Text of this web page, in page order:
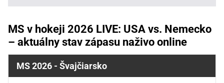
MS v hokeji 2026 LIVE: USA vs. Nemecko
– aktuálny stav zápasu naživo online
MS 2026 - Švajčiarsko